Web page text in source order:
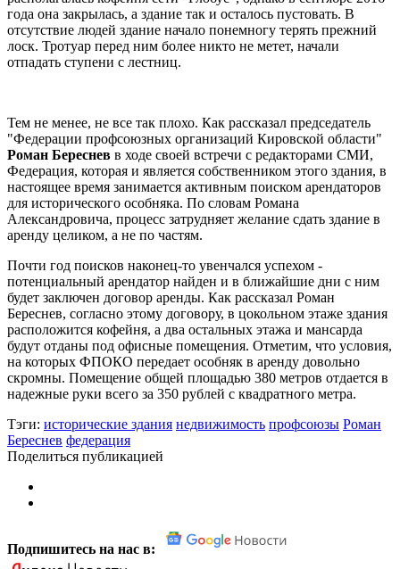
года она закрылась, а здание так и осталось пустовать. В
отсутствие людей здание начало понемногу терять прежний
лоск. Тротуар перед ним более никто не метет, начали
отпадать ступени с лестниц.
Тем не менее, не все так плохо. Как рассказал председатель
"Федерации профсоюзных организаций Кировской области"
Роман Береснев в ходе своей встречи с редакторами СМИ,
Федерация, которая и является собственником этого здания, в
настоящее время занимается активным поиском арендаторов
для исторического особняка. По словам Романа
Александровича, процесс затрудняет желание сдать здание в
аренду целиком, а не по частям.
Почти год поисков наконец-то увенчался успехом -
потенциальный арендатор найден и в ближайшие дни с ним
будет заключен договор аренды. Как рассказал Роман
Береснев, согласно этому договору, в цокольном этаже здания
расположится кофейня, а два остальных этажа и мансарда
будут отданы под офисные помещения. Отметим, что условия,
на которых ФПОКО передает особняк в аренду довольно
скромны. Помещение общей площадью 380 метров отдается в
надежные руки всего за 350 рублей с квадратного метра.
Тэги: исторические здания недвижимость профсоюзы Роман
Береснев федерация
Поделиться публикацией
Подпишитесь на нас в: